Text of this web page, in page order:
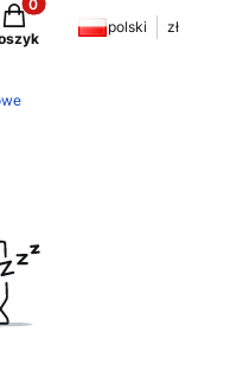
Produkty w koszyku: 0.
polski zł